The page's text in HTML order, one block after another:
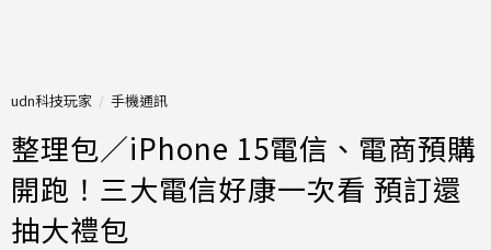
udn科技玩家 手機通訊
整理包／iPhone 15電信、電商預購
開跑！三大電信好康一次看 預訂還
抽大禮包